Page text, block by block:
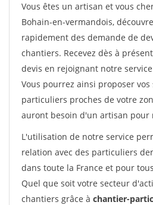
Vous êtes un artisan et vous
Bohain-en-vermandois,
rapidement des demande de
chantiers. Recevez dès à
devis en rejoignant notre
Vous pourrez ainsi proposer vos
particuliers proches de votre
auront besoin d'un artisan pour
L'utilisation de notre service
relation avec des particuliers
dans toute la France et pour
Quel que soit votre secteur
chantiers grâce à chantier-